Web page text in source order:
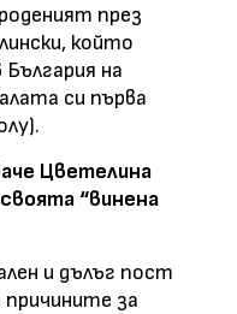
през
който
на
си първа
Цветелина
“винена
и дълъг пост
за